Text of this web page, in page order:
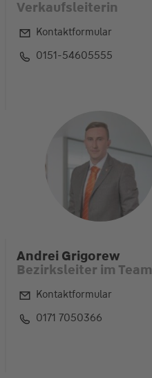
Verkaufsleiterin
Kontaktformular
0151-54605555
Andrei Grigorew
Bezirksleiter im Team
Kontaktformular
0171 7050366